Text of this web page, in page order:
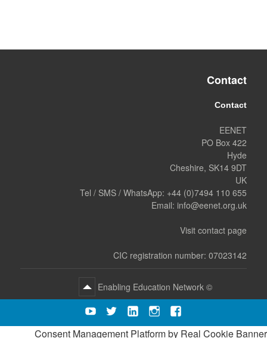
Contact
Contact
EENET
PO Box 422
Hyde
Cheshire, SK14 9DT
UK
Tel / SMS / WhatsApp: +44 (0)7494 110 655
Email: info@eenet.org.uk
Visit contact page
CIC registration number: 07023142
©
Enabling Education Network
Facebook
Instagram
LInkedIn
Twitter
YouTube
Consent Management Platform by Real Cookie Banner